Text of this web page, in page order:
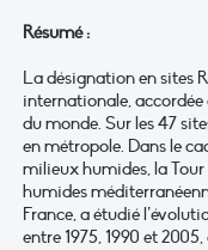
Résumé :
La désignation en sites
internationale,
du monde. Sur les 47
en métropole. Dans le
milieux humides, la
humides
France, a étudié
entre 1975, 1990 et